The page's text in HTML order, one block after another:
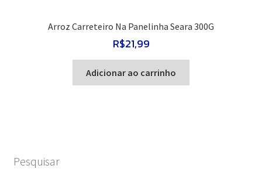
Arroz Carreteiro Na Panelinha Seara 300G
R$21,99
Adicionar ao carrinho
Pesquisar